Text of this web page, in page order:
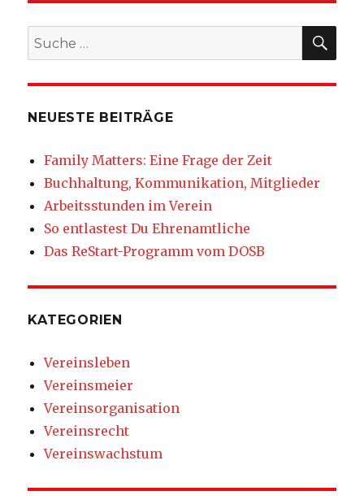
Suche
nach:
NEUESTE BEITRÄGE
Family Matters: Eine Frage der Zeit
Buchhaltung, Kommunikation, Mitglieder
Arbeitsstunden im Verein
So entlastest Du Ehrenamtliche
Das ReStart-Programm vom DOSB
KATEGORIEN
Vereinsleben
Vereinsmeier
Vereinsorganisation
Vereinsrecht
Vereinswachstum